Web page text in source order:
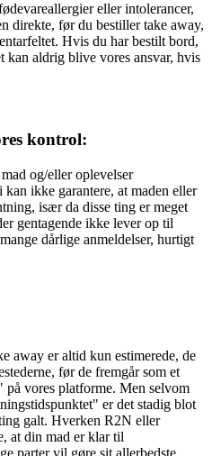
eller intolerancer,
direkte, før du bestiller take away,
Hvis du har bestilt bord,
kan aldrig blive vores ansvar, hvis
kontrol:
og/eller oplevelser
ikke garantere, at maden eller
især da disse ting er meget
gentagende ikke lever op til
dårlige anmeldelser, hurtigt
away er altid kun estimerede, de
før de fremgår som et
vores platforme. Men selvom
er det stadig blot
galt. Hverken R2N eller
at din mad er klar til